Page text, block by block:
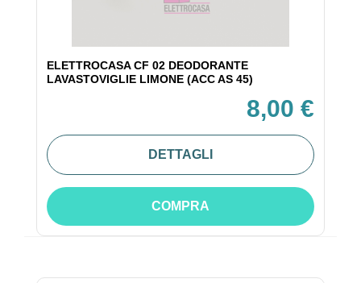
ELETTROCASA CF 02 DEODORANTE
LAVASTOVIGLIE LIMONE (ACC AS 45)
8,00 €
DETTAGLI
COMPRA